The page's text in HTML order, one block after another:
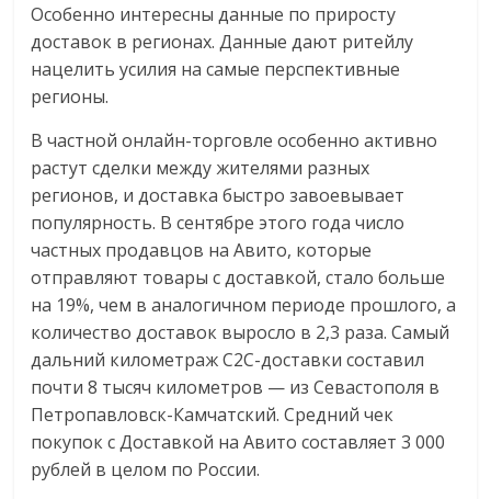
Commerce,
ритейле,
логистике,
технологиях,
соцсетях.
Нам
важно,
как
знать
как
Сеть
меняет
жизнь
людей
обсудить
эти
изменения
Особенно интересны данные по приросту
доставок в регионах.Данные дают ритейлу
нацелить усилия на самые перспективные
регионы.
В частной онлайн-торговле особенно активно
растут сделки между жителями разных
регионов, и доставка быстро завоевывает
популярность. В сентябре этого года число
частных продавцов на Авито, которые
отправляют товары с доставкой, стало больше
на 19%, чем в аналогичном периоде прошлого, а
количество доставок выросло в 2,3 раза. Самый
дальний километраж С2С-доставки составил
почти 8 тысяч километров — из Севастополя в
Петропавловск-Камчатский. Средний чек
покупок с Доставкой на Авито составляет 3 000
рублей в целом по России.